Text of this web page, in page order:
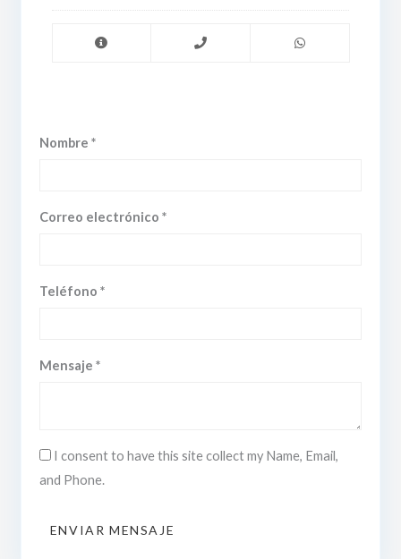
Nombre *
Correo electrónico *
Teléfono *
Mensaje *
I consent to have this site collect my Name, Email,
and Phone.
ENVIAR MENSAJE